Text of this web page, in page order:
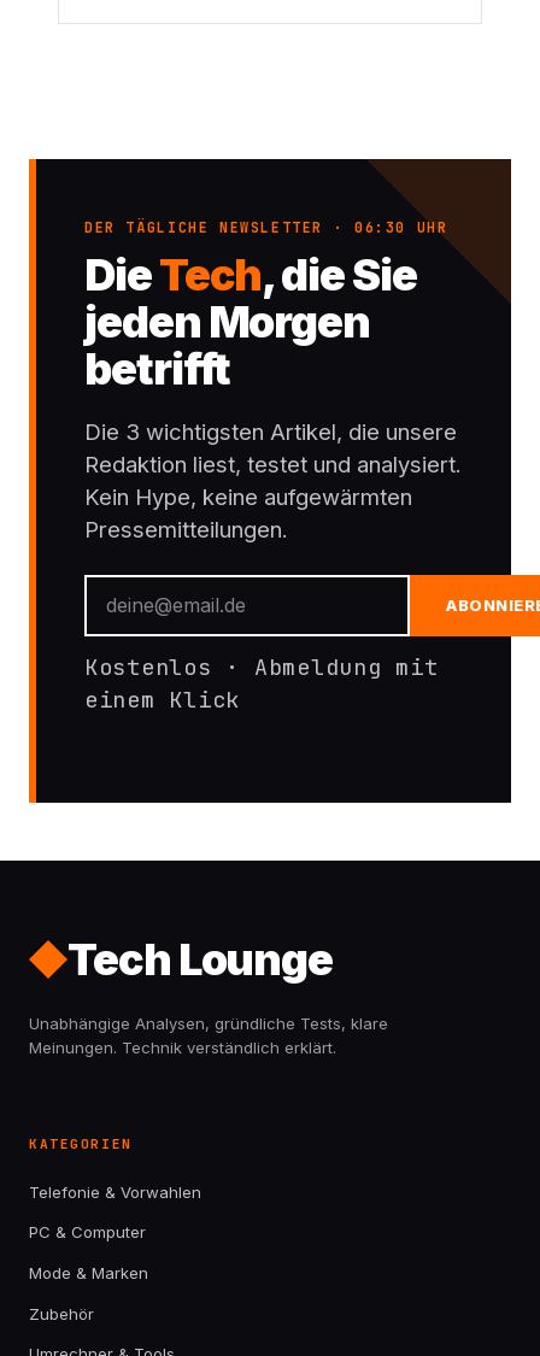
DER TÄGLICHE NEWSLETTER · 06:30 UHR
DieTech, die Sie
jeden Morgen
betrifft
Die 3 wichtigsten Artikel, die unsere
Redaktion liest, testet und analysiert.
Kein Hype, keine aufgewärmten
Pressemitteilungen.
Kostenlos · Abmeldung mit
einem Klick
Tech Lounge
Unabhängige Analysen, gründliche Tests, klare
Meinungen. Technik verständlich erklärt.
KATEGORIEN
Telefonie & Vorwahlen
PC & Computer
Mode & Marken
Zubehör